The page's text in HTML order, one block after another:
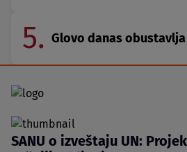
5. Glovo danas
SANU o izveštaju UN: